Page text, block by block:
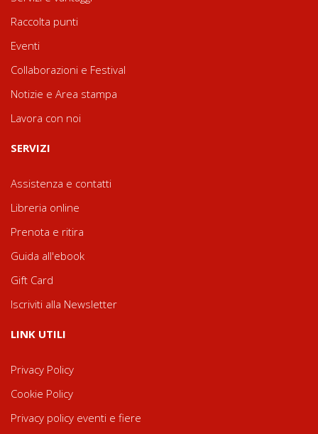
Raccolta punti
Eventi
Collaborazioni e Festival
Notizie e Area stampa
Lavora con noi
SERVIZI
Assistenza e contatti
Libreria online
Prenota e ritira
Guida all'ebook
Gift Card
Iscriviti alla Newsletter
LINK UTILI
Privacy Policy
Cookie Policy
Privacy policy eventi e fiere